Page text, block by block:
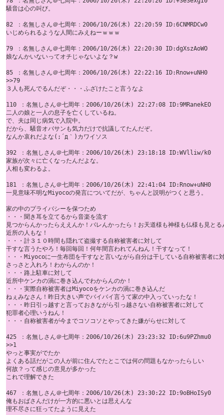
騒音は心の叫び。
82 ：名無しさん＠七周年：2006/10/26(木) 22:20:59 ID:6CNMRDCw0
いじめられるような人間にみえねーｗｗｗ
79 ：名無しさん＠七周年：2006/10/26(木) 22:20:30 ID:dgXszAoWO
娘なんかいないってオチじゃないよな？w
85 ：名無しさん＠七周年：2006/10/26(木) 22:22:16 ID:Rnow+uNH0
>>79
３人も死んでるんだぞ・・・ふざけたこと言うなよ
110 ：名無しさん＠七周年：2006/10/26(木) 22:27:08 ID:9MRanekEO
二人の娘と一人の息子を亡くしているね。
で、夫は同じ病気で入院中。
だから、騒音オバサンも気力だけで抗議してたんだぞ。
なんか哀れだよな(;´д｀)カワイソス
392 ：名無しさん＠七周年：2006/10/26(木) 23:18:18 ID:WVlliw/k0
家族が次々に亡くなったんだよな。
人相も変わるよ。
181 ：名無しさん＠七周年：2006/10/26(木) 22:41:04 ID:Rnow+uNH0
一見意味不明なMiyocoの発言についてだが、ちゃんと説明がつくと思う。
家の中のプライバシーを保つため
・・・聞き耳を立てるから音楽を流す
見つからんかったらええんか！バレんかったら！お天道様も神様も仏様も見とる
近所の人もな！
・・・計３１０時間も隠れて盗撮する自称被害者に対して
干すな言うたやろ！毎回毎回！何年間言われてんねん！干すなって！
・・・Miyocoに一生布団を干すなと言いながら自分は干している自称被害者に
さっさと入れろ！わからんのか！
・・・路上駐車に対して
近所中ケンカの渦に巻き込んでわからんのか！
・・・実際自称被害者はMiyocoをケンカの渦に巻き込んだ
ねぇみなさん！昨日大きい声でバイバイ言うて家の中入っていったな！
・・・昨日引っ越すと言っておきながら引っ越さない自称被害者に対して
犯罪者心理いうねん！
・・・自称被害者が今までコソコソとやってきた嫌がらせに対して
425 ：名無しさん＠七周年：2006/10/26(木) 23:23:32 ID:6u9PZhmu0
>>1
やっと事実がでたか
よくある話だがこの人が前に住んでたとこでは何の問題もなかったらしい
何故？って感じの意見が多かった
これで理解できた
467 ：名無しさん＠七周年：2006/10/26(木) 23:30:22 ID:9oBHoISy0
俺もおばさんだけが一方的に悪いとは思えんな
理不尽さに狂ってたように見えた